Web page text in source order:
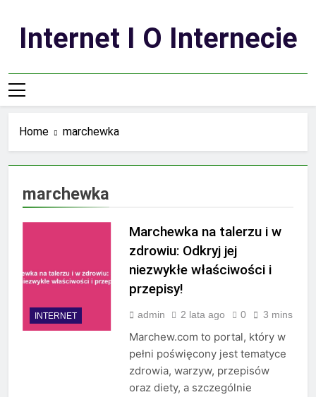
contentInternet I O Internecie
Home marchewka
marchewka
INTERNET
Marchewka na talerzu i w
zdrowiu: Odkryj jej
niezwykłe właściwości i
przepisy!
admin 2 lata ago 0 3 mins
Marchew.com to portal, który w
pełni poświęcony jest tematyce
zdrowia, warzyw, przepisów
oraz diety, a szczególnie